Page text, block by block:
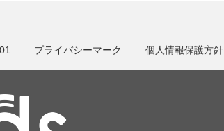
プライバシーマーク 個人情報保護方針